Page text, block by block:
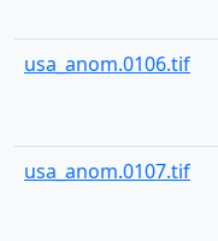
usa_anom.0106.tif
usa_anom.0107.tif